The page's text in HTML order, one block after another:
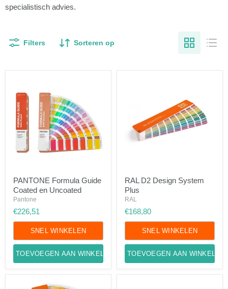
specialistisch advies.
Filters Sorteren op
Formula
Guide
Coated
Uncoated
PANTONE Formula Guide
Coated en Uncoated
Pantone
€226,51
SNEL WINKELEN
TOEVOEGEN AAN WINKELWAGEN
D2
Design
System
RAL D2 Design System
Plus
RAL
€168,80
SNEL WINKELEN
TOEVOEGEN AAN